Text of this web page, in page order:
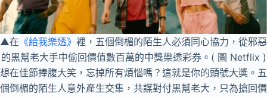
▲在 《給我樂透》 裡，五個倒楣的陌生人必須同心協力，從邪惡
的黑幫老大手中偷回價值數百萬的中獎樂透彩券。( 圖 Netflix )
想在佳節捧腹大笑，忘掉所有煩惱嗎？這就是你的頭號大獎。五
個倒楣的陌生人意外產生交集，共謀對付黑幫老大，只為搶回價